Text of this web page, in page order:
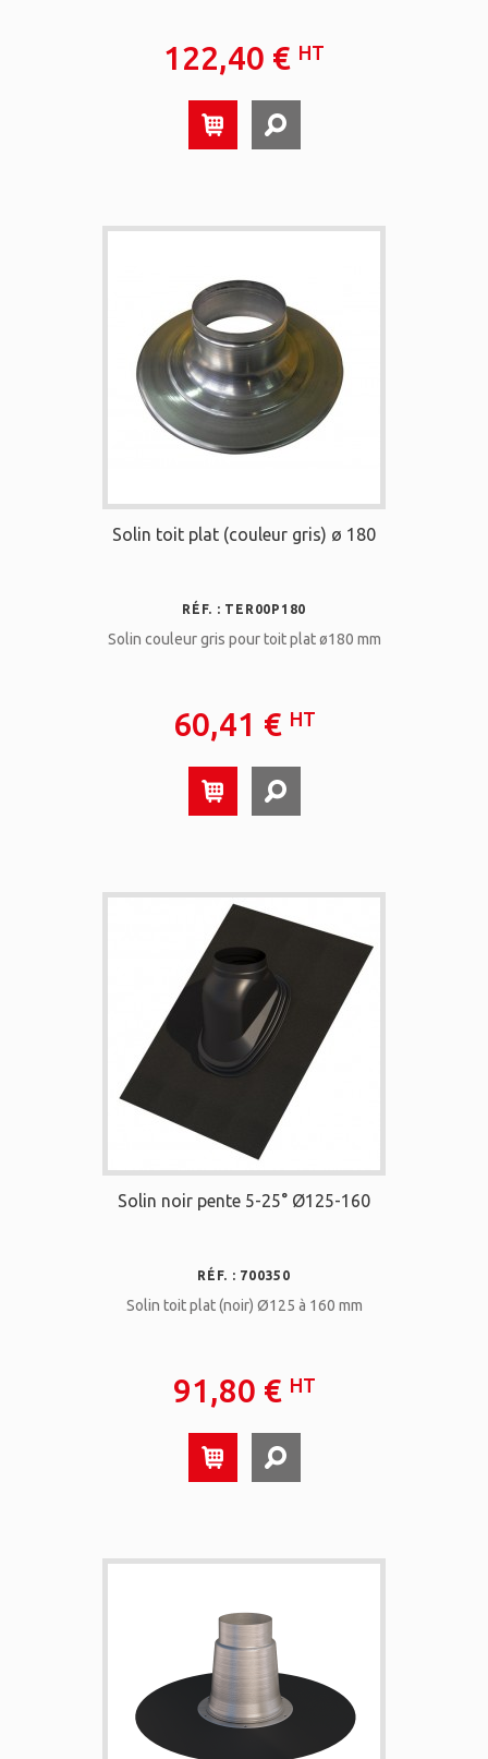
122,40 € HT
Solin toit plat (couleur gris) ø 180
RÉF. : TER00P180
Solin couleur gris pour toit plat ø180 mm
60,41 € HT
Solin noir pente 5-25° Ø125-160
RÉF. : 700350
Solin toit plat (noir) Ø125 à 160 mm
91,80 € HT